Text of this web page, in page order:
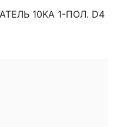
10KA 1-ПОЛ. D4